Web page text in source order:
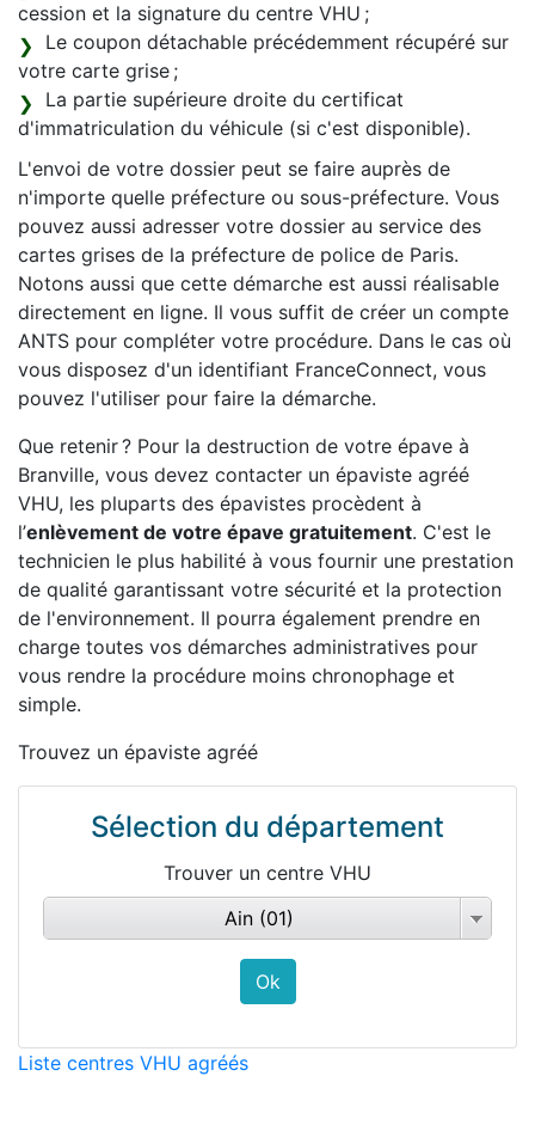
cession et la signature du centre VHU ;
Le coupon détachable précédemment récupéré sur
votre carte grise ;
La partie supérieure droite du certificat
d'immatriculation du véhicule (si c'est disponible).
L'envoi de votre dossier peut se faire auprès de
n'importe quelle préfecture ou sous-préfecture. Vous
pouvez aussi adresser votre dossier au service des
cartes grises de la préfecture de police de Paris.
Notons aussi que cette démarche est aussi réalisable
directement en ligne. Il vous suffit de créer un compte
ANTS pour compléter votre procédure. Dans le cas où
vous disposez d'un identifiant FranceConnect, vous
pouvez l'utiliser pour faire la démarche.
Que retenir ? Pour la destruction de votre épave à
Branville, vous devez contacter un épaviste agréé
VHU, les pluparts des épavistes procèdent à
l’enlèvement de votre épave gratuitement. C'est le
technicien le plus habilité à vous fournir une prestation
de qualité garantissant votre sécurité et la protection
de l'environnement. Il pourra également prendre en
charge toutes vos démarches administratives pour
vous rendre la procédure moins chronophage et
simple.
Trouvez un épaviste agréé
Sélection du département
Trouver un centre VHU
Ain (01)
Liste centres VHU agréés